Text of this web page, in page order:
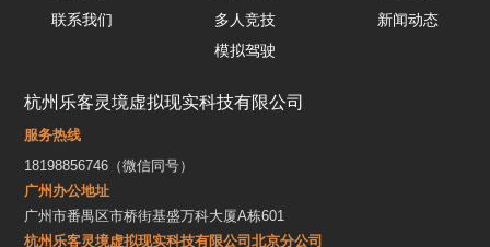
联系我们
多人竞技
模拟驾驶
新闻动态
杭州乐客灵境虚拟现实科技有限公司
服务热线
18198856746（微信同号）
广州办公地址
广州市番禺区市桥街基盛万科大厦A栋601
杭州乐客灵境虚拟现实科技有限公司北京分公司